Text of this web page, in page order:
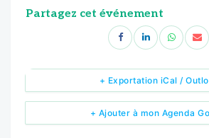
Partagez cet événement
+ Ajouter à mon Agenda
+ Exportation iCal /